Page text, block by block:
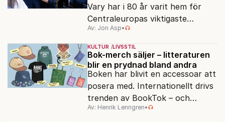
Vary har i 80 år varit hem för
Centraleuropas viktigaste
filmfestival – en plats där
Hollywoodglans möter
egensinnighet.
Av: Jon Asp•
KULTUR LIVSSTIL
Bok-merch säljer – litteraturen
blir en prydnad bland andra
Boken har blivit en accessoar att
posera med. Internationellt drivs
trenden av BookTok – och
förlagen följer efter.
Av: Henrik Lenngren•